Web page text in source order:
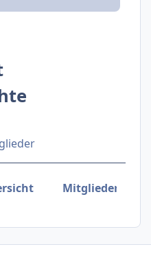
Mitglieder